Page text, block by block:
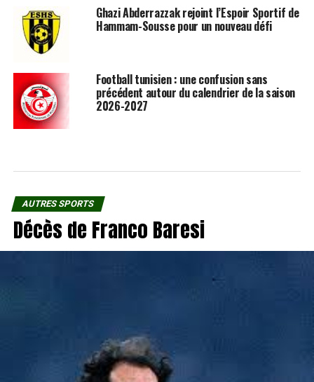
Ghazi Abderrazzak rejoint l’Espoir Sportif de
Hammam-Sousse pour un nouveau défi
Football tunisien : une confusion sans
précédent autour du calendrier de la saison
2026-2027
AUTRES SPORTS
Décès de Franco Baresi